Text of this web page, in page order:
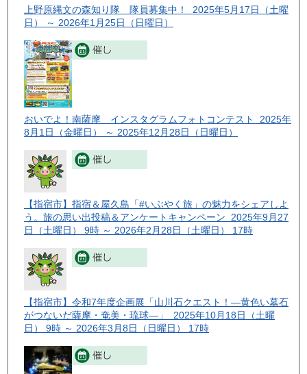
上野原縄文の森知り隊 隊員募集中！ 2025年5月17日（土曜
日） ～ 2026年1月25日（日曜日）
おいでよ！南薩摩 インスタグラムフォトコンテスト 2025年
8月1日（金曜日） ～ 2025年12月28日（日曜日）
【指宿市】指宿＆屋久島「#いぶやく旅」の魅力をシェアしよ
う。旅の思い出投稿＆アンケートキャンペーン 2025年9月27
日（土曜日） 9時 ～ 2026年2月28日（土曜日） 17時
【指宿市】令和7年度企画展「山川石クエスト！―黄色い墓石
がつないだ薩摩・奄美・琉球―」 2025年10月18日（土曜
日） 9時 ～ 2026年3月8日（日曜日） 17時